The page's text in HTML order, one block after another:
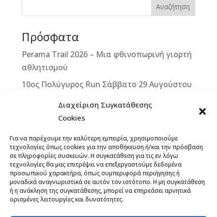
Διαχείριση Συγκατάθεσης
Cookies
Για να παρέχουμε την καλύτερη εμπειρία, χρησιμοποιούμε
τεχνολογίες όπως cookies για την αποθήκευση ή/και την πρόσβαση
σε πληροφορίες συσκευών. Η συγκατάθεση για τις εν λόγω
τεχνολογίες θα μας επιτρέψει να επεξεργαστούμε δεδομένα
προσωπικού χαρακτήρα, όπως συμπεριφορά περιήγησης ή
μοναδικά αναγνωριστικά σε αυτόν τον ιστότοπο. Η μη συγκατάθεση
ή η ανάκληση της συγκατάθεσης, μπορεί να επηρεάσει αρνητικά
ορισμένες λειτουργίες και δυνατότητες.
o
k
e
r
Αναζήτηση
Πρόσφατα
Perama Trail 2026 – Μια φθινοπωρινή γιορτή
αθλητισμού
10ος Πολύγυρος Run Σάββατο 29 Αυγούστου
2ο ΒΙΚΕ VERTICAL CHALLENGE – Μια
της Δυτικής Μάνης – Κυριακή 13
Σεπτεμβρίου 2026
Άνοιξαν οι εγγραφές για το 12th Lycabettus
Run
13ο ΞεΣκουριάΖω: Ένας Αγώνας για τα Δάση,
το Νερό, τη Ζωή! Έναρξη εγγραφών,